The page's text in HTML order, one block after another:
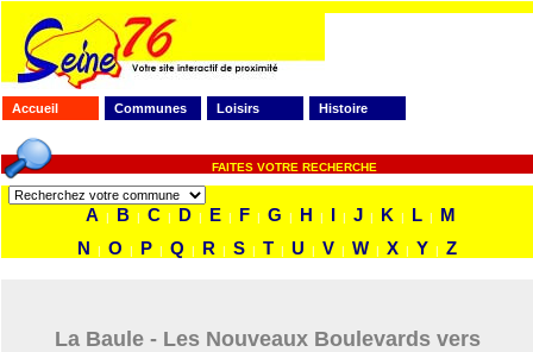
Accueil Communes Loisirs Histoire
FAITES VOTRE RECHERCHE
A | B | C | D | E | F | G | H | I | J | K | L |
M
N
| O | P | Q | R | S | T | U | V | W | X | Y | Z
La Baule - Les Nouveaux Boulevards vers